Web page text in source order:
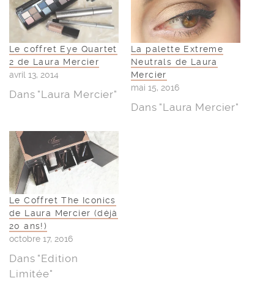
Le coffret Eye Quartet
2 de Laura Mercier
avril 13, 2014
Dans "Laura Mercier"
La palette Extreme
Neutrals de Laura
Mercier
mai 15, 2016
Dans "Laura Mercier"
Le Coffret The Iconics
de Laura Mercier (déjà
20 ans!)
octobre 17, 2016
Dans "Edition
Limitée"